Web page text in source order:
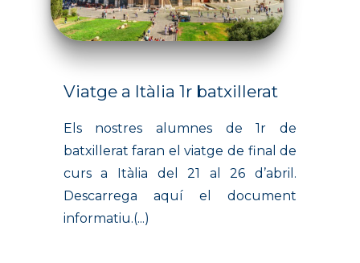
Viatge a Itàlia 1r batxillerat
Els nostres alumnes de 1r de
batxillerat faran el viatge de final de
curs a Itàlia del 21 al 26 d’abril.
Descarrega aquí el document
informatiu.(...)